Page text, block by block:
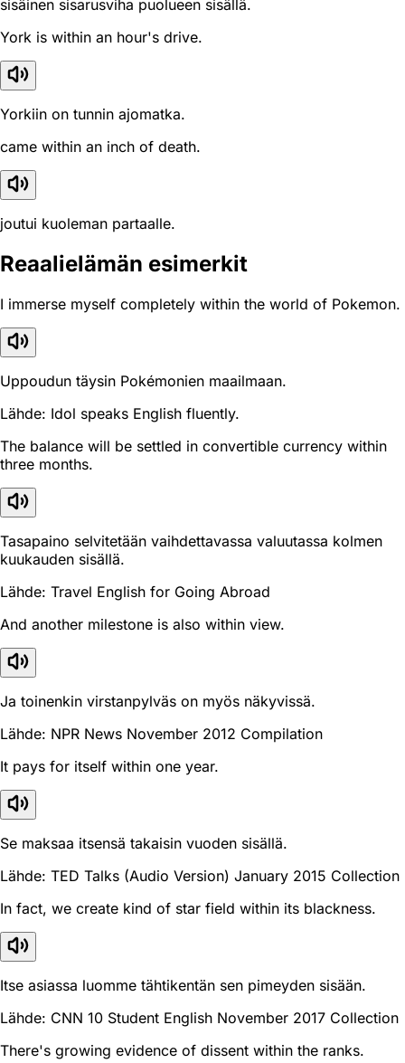
sisäinen sisarusviha puolueen sisällä.
York is within an hour's drive.
Yorkiin on tunnin ajomatka.
came within an inch of death.
joutui kuoleman partaalle.
Reaali­elämän esimerkit
I immerse myself completely within the world of Pokemon.
Uppoudun täysin Pokémonien maailmaan.
Lähde: Idol speaks English fluently.
The balance will be settled in convertible currency within
three months.
Tasapaino selvitetään vaihdettavassa valuutassa kolmen
kuukauden sisällä.
Lähde: Travel English for Going Abroad
And another milestone is also within view.
Ja toinenkin virstanpylväs on myös näkyvissä.
Lähde: NPR News November 2012 Compilation
It pays for itself within one year.
Se maksaa itsensä takaisin vuoden sisällä.
Lähde: TED Talks (Audio Version) January 2015 Collection
In fact, we create kind of star field within its blackness.
Itse asiassa luomme tähtikentän sen pimeyden sisään.
Lähde: CNN 10 Student English November 2017 Collection
There's growing evidence of dissent within the ranks.